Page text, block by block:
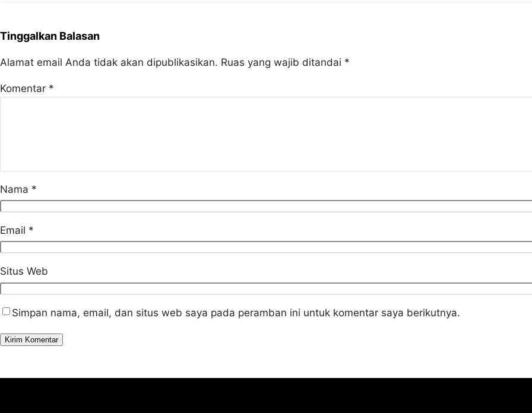
Tinggalkan Balasan
Alamat email Anda tidak akan dipublikasikan. Ruas yang wajib ditandai *
Komentar *
Nama *
Email *
Situs Web
Simpan nama, email, dan situs web saya pada peramban ini untuk komentar saya berikutnya.